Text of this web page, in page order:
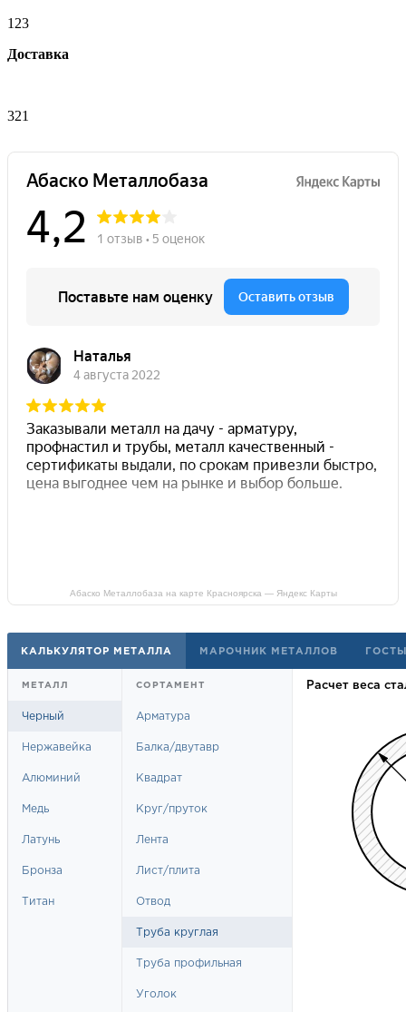
123
Доставка
321
Абаско Металлобаза на карте Красноярска — Яндекс Карты